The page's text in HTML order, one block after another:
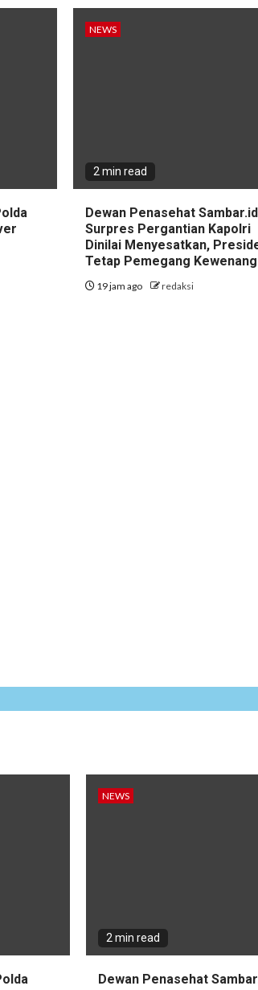
NEWS
2 min read
Dewan Penasehat
Surpres Pergantian Kapolri
Dinilai Menyesatkan,
Tetap Pemegang
19 jam ago redaksi
NEWS
2 min read
Dewan Penasehat